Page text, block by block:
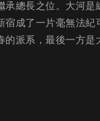
總長之位。大河是
成了一片毫無法紀
派系，最後一方是